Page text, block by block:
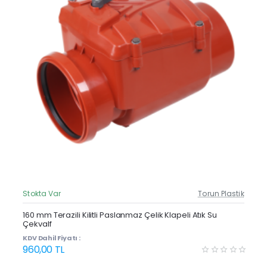
Güncel Fiyat
Stokta Var Torun Plastik
160 mm Terazili Kilitli Paslanmaz Çelik Klapeli Atık Su
Çekvalf
KDV Dahil Fiyatı :
960,00 TL